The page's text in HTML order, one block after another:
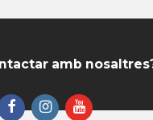
amb
FacebookInstagramYouTube